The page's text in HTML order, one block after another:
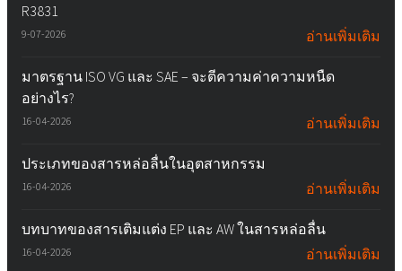
R3831
9-07-2026 อ่านเพิ่มเติม
มาตรฐาน ISO VG และ SAE – จะตีความค่าความหนืด
อย่างไร?
16-04-2026 อ่านเพิ่มเติม
ประเภทของสารหล่อลื่นในอุตสาหกรรม
16-04-2026 อ่านเพิ่มเติม
บทบาทของสารเติมแต่ง EP และ AW ในสารหล่อลื่น
16-04-2026 อ่านเพิ่มเติม